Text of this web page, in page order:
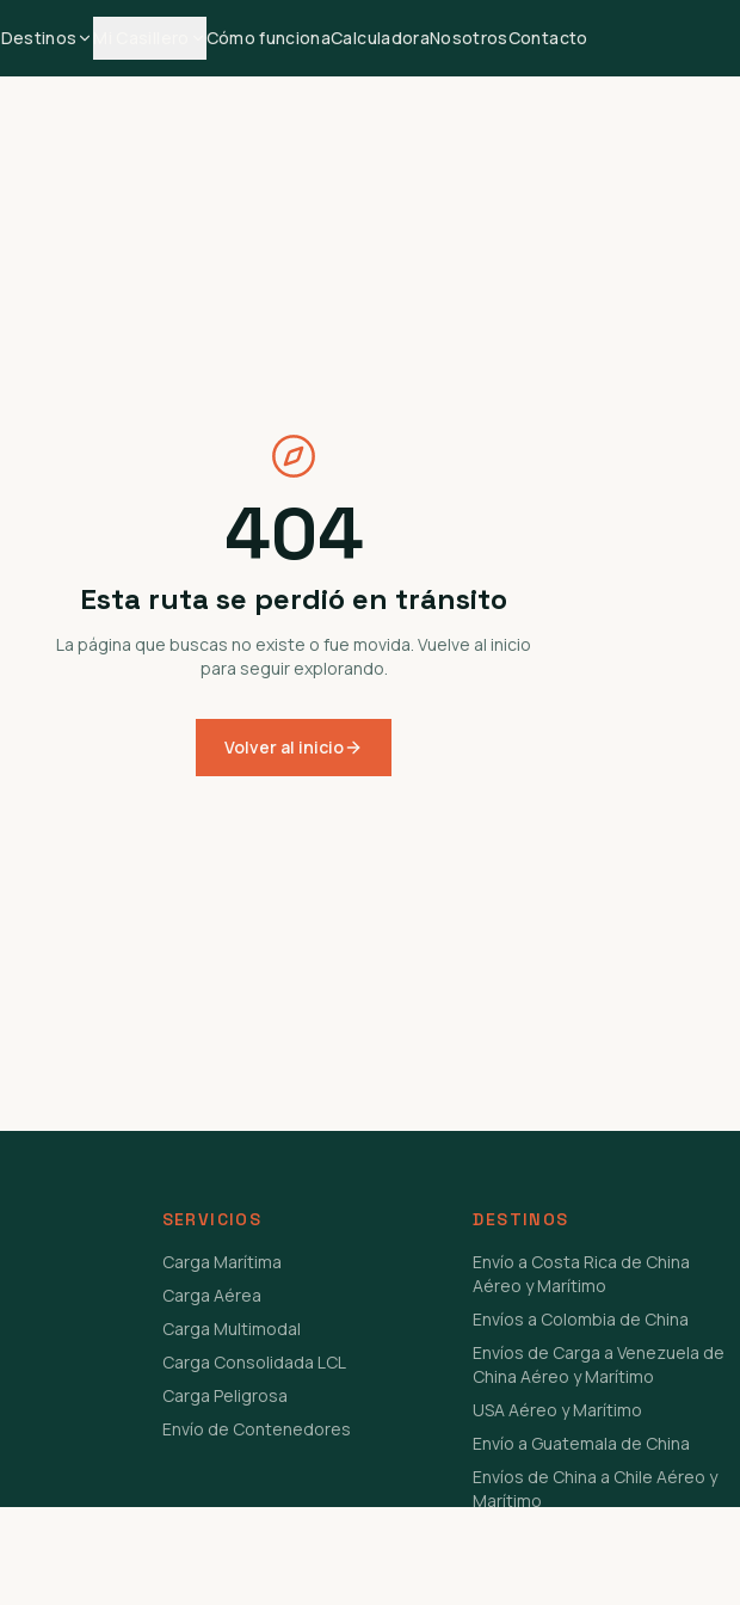
Destinos Cómo funcionaCalculadoraNosotrosContacto
404
Esta ruta se perdió en tránsito
La página que buscas no existe o fue movida. Vuelve al inicio
para seguir explorando.
Volver al inicio
SERVICIOS
Carga Marítima
Carga Aérea
Carga Multimodal
Carga Consolidada LCL
Carga Peligrosa
Envío de Contenedores
DESTINOS
Envío a Costa Rica de China
Aéreo y Marítimo
Envíos a Colombia de China
Envíos de Carga a Venezuela de
China Aéreo y Marítimo
USA Aéreo y Marítimo
Envío a Guatemala de China
Envíos de China a Chile Aéreo y
Marítimo